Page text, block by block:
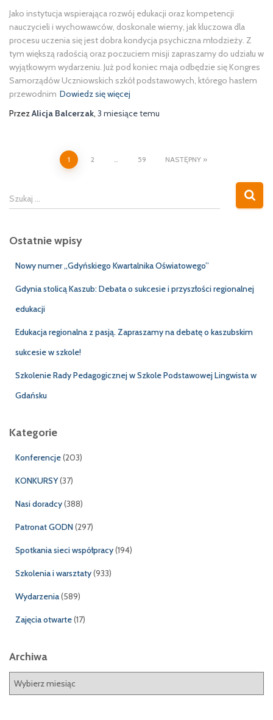
Jako instytucja wspierająca rozwój edukacji oraz kompetencji
nauczycieli i wychowawców, doskonale wiemy, jak kluczowa dla
procesu uczenia się jest dobra kondycja psychiczna młodzieży. Z
tym większą radością oraz poczuciem misji zapraszamy do udziału w
wyjątkowym wydarzeniu. Już pod koniec maja odbędzie się Kongres
Samorządów Uczniowskich szkół podstawowych, którego hasłem
przewodnim Dowiedz się więcej
PrzezAlicja Balcerzak, 3 miesiącetemu
Stronicowanie
wpisów
1 2 59 NASTĘPNY
S
z
a
Szukaj …
Ostatnie wpisy
Nowy numer „Gdyńskiego Kwartalnika Oświatowego”
Gdynia stolicą Kaszub: Debata o sukcesie i przyszłości regionalnej
edukacji
Edukacja regionalna z pasją. Zapraszamy na debatę o kaszubskim
sukcesie w szkole!
Szkolenie Rady Pedagogicznej w Szkole Podstawowej Lingwista w
Gdańsku
Kategorie
Konferencje(203)
KONKURSY(37)
Nasi doradcy(388)
Patronat GODN(297)
Spotkania sieci współpracy(194)
Szkolenia i warsztaty(933)
Wydarzenia(589)
Zajęcia otwarte(17)
Archiwa